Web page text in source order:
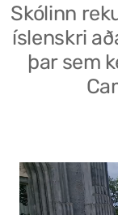
Skólinn
íslenskri
þar sem
Skólaráð
Fundargerðir
Stjórnendateymi
Skólareglur